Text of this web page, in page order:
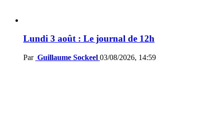
Lundi 3 août : Le journal de 12h
Par Guillaume Sockeel 03/08/2026, 14:59